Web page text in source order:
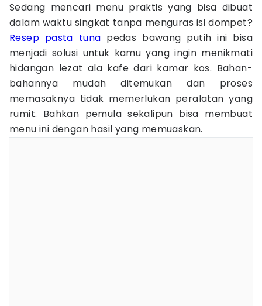
Sedang mencari menu praktis yang bisa dibuat
dalam waktu singkat tanpa menguras isi dompet?
Resep pasta tuna pedas bawang putih ini bisa
menjadi solusi untuk kamu yang ingin menikmati
hidangan lezat ala kafe dari kamar kos. Bahan-
bahannya mudah ditemukan dan proses
memasaknya tidak memerlukan peralatan yang
rumit. Bahkan pemula sekalipun bisa membuat
menu ini dengan hasil yang memuaskan.